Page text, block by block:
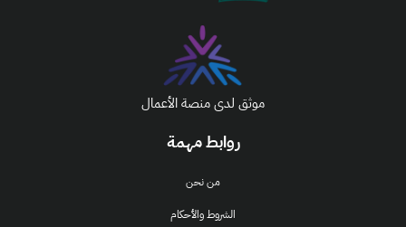
روابط مهمة
من نحن
الشروط والأحكام
موثق لدى منصة الأعمال